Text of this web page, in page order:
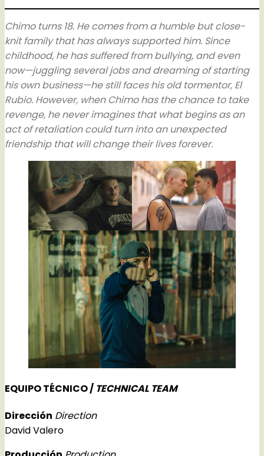
Chimo turns 18. He comes from a humble but close-
knit family that has always supported him. Since
childhood, he has suffered from bullying, and even
now—juggling several jobs and dreaming of starting
his own business—he still faces his old tormentor, El
Rubio. However, when Chimo has the chance to take
revenge, he never imagines that what begins as an
act of retaliation could turn into an unexpected
friendship that will change their lives forever.
EQUIPO TÉCNICO / TECHNICAL TEAM
Dirección Direction
David Valero